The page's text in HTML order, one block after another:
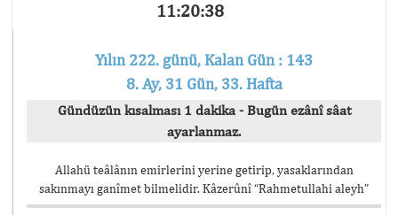
11:20:38
Yılın 222. günü, Kalan Gün : 143
8. Ay, 31 Gün, 33. Hafta
Gündüzün kısalması 1 dakika - Bugün ezânî sâat
ayarlanmaz.
Allahü teâlânın emirlerini yerine getirip, yasaklarından
sakınmayı ganîmet bilmelidir. Kâzerûnî “Rahmetullahi aleyh”